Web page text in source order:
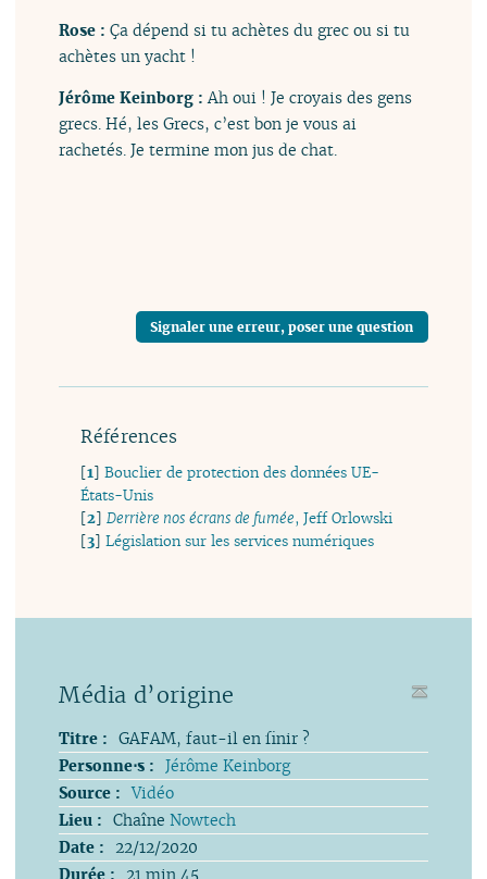
Rose :Ça dépend si tu achètes du grec ou si tu
achètes un yacht !
Jérôme Keinborg :Ah oui ! Je croyais des gens
grecs. Hé, les Grecs, c’est bon je vous ai
rachetés. Je termine mon jus de chat.
Signaler une erreur, poser une question
Références
[1]Bouclier de protection des données UE-
États-Unis
[2]Derrière nos écrans de fumée, Jeff Orlowski
[3]Législation sur les services numériques
Média d’origine
Titre : GAFAM, faut-il en finir ?
Personne⋅s : Jérôme Keinborg
Source : Vidéo
Lieu : ChaîneNowtech
Date :
22/12/2020
Durée :
21 min 45